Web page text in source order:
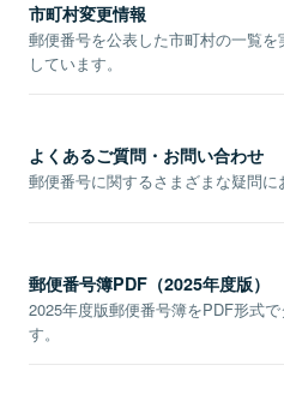
市町村変更情報
郵便番号を公表した市町村の一覧
しています。
よくあるご質問・お問い合わせ
郵便番号に関するさまざまな疑問に
郵便番号簿PDF（2025年度版）
2025年度版郵便番号簿をPDF形式
す。